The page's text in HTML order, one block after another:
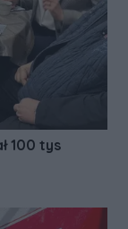
100 tys